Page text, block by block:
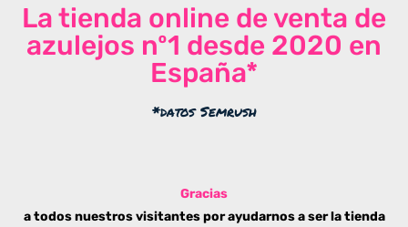
La tienda online de venta de
azulejos nº1 desde 2020 en
España*
*datos Semrush
Gracias
a todos nuestros visitantes por ayudarnos a ser la tienda